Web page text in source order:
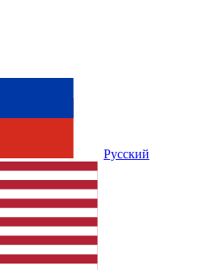
Русский